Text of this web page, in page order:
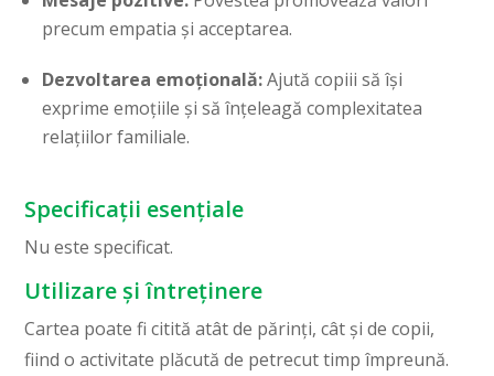
precum empatia și acceptarea.
Dezvoltarea emoțională:Ajută copiii să își
exprime emoțiile și să înțeleagă complexitatea
relațiilor familiale.
Specificații esențiale
Nu este specificat.
Utilizare și întreținere
Cartea poate fi citită atât de părinți, cât și de copii,
fiind o activitate plăcută de petrecut timp împreună.